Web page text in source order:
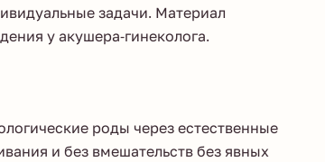
задачи. Материал
у акушера-гинеколога.
роды через естественные
и без вмешательств без явных